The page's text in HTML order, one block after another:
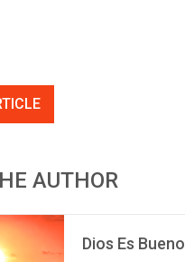
AUTHOR
Dios Es Bueno